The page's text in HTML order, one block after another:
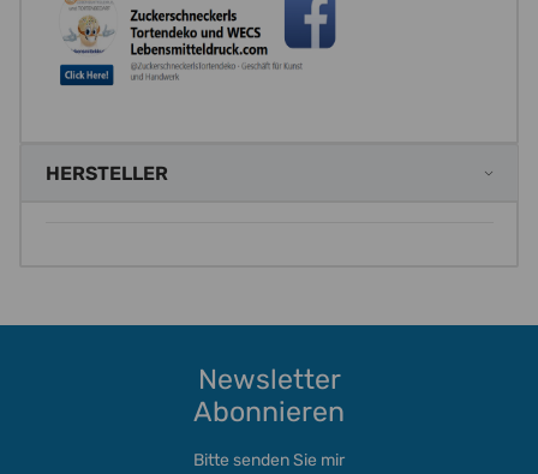
HERSTELLER
Newsletter
Abonnieren
Bitte senden Sie mir